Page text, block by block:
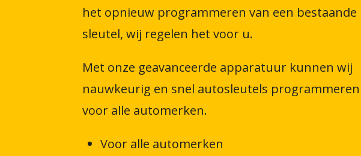
het opnieuw programmeren van een bestaande
sleutel, wij regelen het voor u.
Met onze geavanceerde apparatuur kunnen wij
nauwkeurig en snel autosleutels programmeren
voor alle automerken.
Voor alle automerken